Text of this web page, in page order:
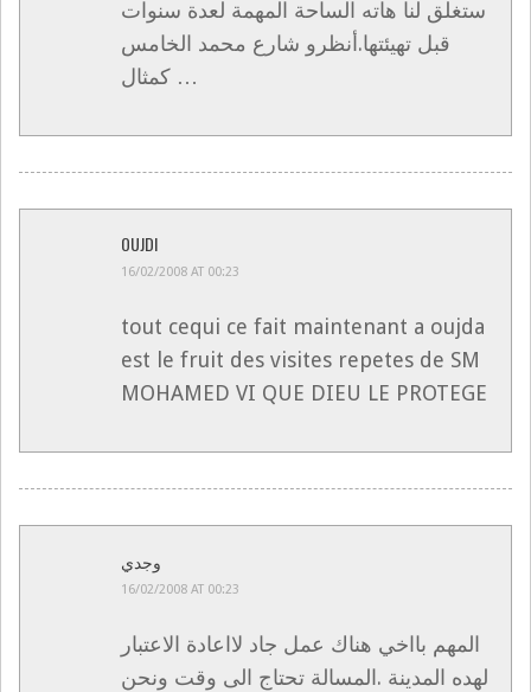
ستغلق لنا هاته الساحة المهمة لعدة سنوات
قبل تهيئتها.أنظرو شارع محمد الخامس
كمثال …
OUJDI
16/02/2008 AT 00:23
tout cequi ce fait maintenant a oujda
est le fruit des visites repetes de SM
MOHAMED VI QUE DIEU LE PROTEGE
وجدي
16/02/2008 AT 00:23
المهم بااخي هناك عمل جاد لااعادة الاعتبار
لهده المدينة .المسالة تحتاج الى وقت ونحن